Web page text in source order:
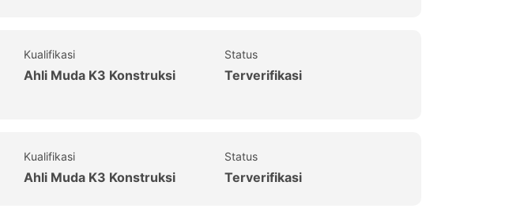
Kualifikasi
Ahli Muda K3 Konstruksi
Status
Terverifikasi
Kualifikasi
Ahli Muda K3 Konstruksi
Status
Terverifikasi